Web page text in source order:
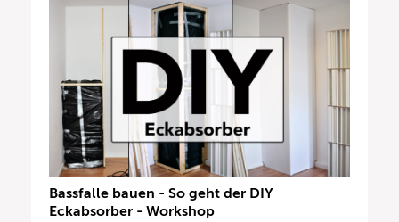
Bassfalle bauen - So geht der DIY
Eckabsorber - Workshop